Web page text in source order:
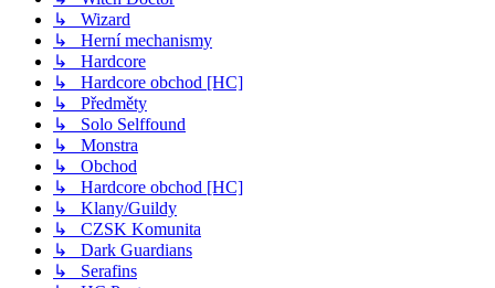
↳ Wizard
↳ Herní mechanismy
↳ Hardcore
↳ Hardcore obchod [HC]
↳ Předměty
↳ Solo Selffound
↳ Monstra
↳ Obchod
↳ Hardcore obchod [HC]
↳ Klany/Guildy
↳ CZSK Komunita
↳ Dark Guardians
↳ Serafins